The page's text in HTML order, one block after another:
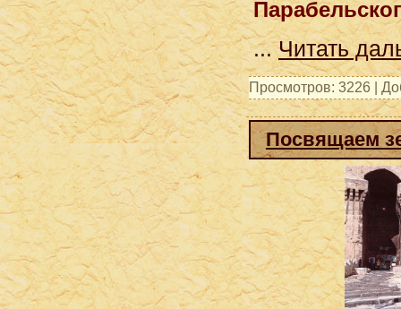
...Читать
Просмотров: 3226 |
Посвящаем